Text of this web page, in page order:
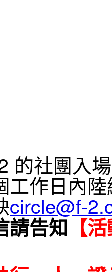
的社團入
工作日內
circle@f-
請告知 【